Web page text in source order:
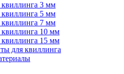
квиллинга 3 мм
квиллинга 5 мм
квиллинга 7 мм
квиллинга 10 мм
квиллинга 15 мм
для квиллинга